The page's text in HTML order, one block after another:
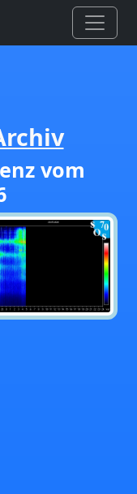
vom